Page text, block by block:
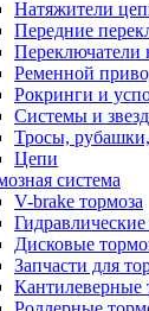
Натяжители
Передние
Переключатели
Ременной
Рокринги и
Системы и
Тросы,
Цепи
система
V-brake тормоза
Дисковые
Запчасти для
Кантилеверные